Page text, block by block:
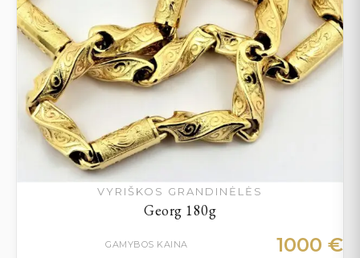
VYRIŠKOS GRANDINĖLĖS
Georg 180g
GAMYBOS KAINA 1000 €